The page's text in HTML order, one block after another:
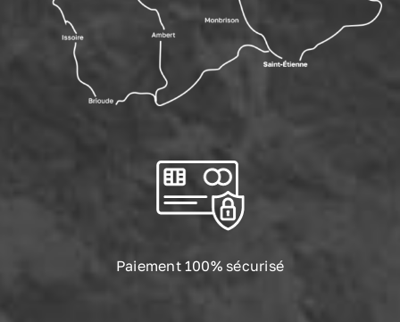
Paiement 100% sécurisé